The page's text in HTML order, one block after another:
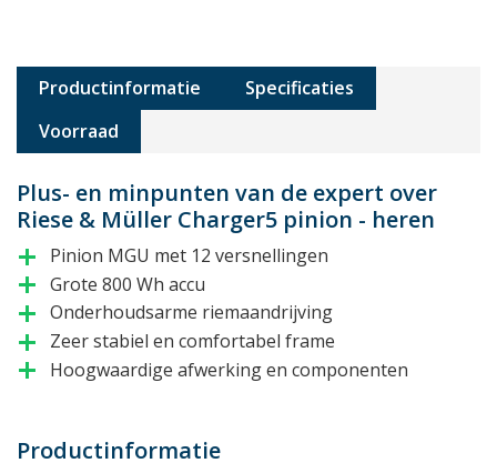
Productinformatie
Specificaties
Voorraad
Plus- en minpunten van de expert over
Riese & Müller Charger5 pinion - heren
add Pinion MGU met 12 versnellingen
add Grote 800 Wh accu
add Onderhoudsarme riemaandrijving
add Zeer stabiel en comfortabel frame
add Hoogwaardige afwerking en componenten
Productinformatie